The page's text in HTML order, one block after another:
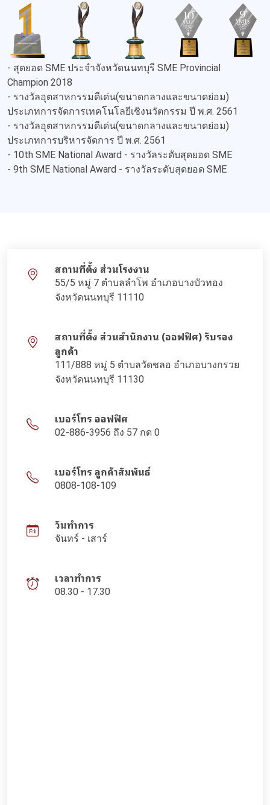
- สุดยอด SME ประจำจังหวัดนนทบุรี SME Provincial
Champion 2018
- รางวัลอุตสาหกรรมดีเด่น(ขนาดกลางและขนาดย่อม)
ประเภทการจัดการเทคโนโลยีเชิงนวัตกรรม ปี พ.ศ. 2561
- รางวัลอุตสาหกรรมดีเด่น(ขนาดกลางและขนาดย่อม)
ประเภทการบริหารจัดการ ปี พ.ศ. 2561
- 10th SME National Award - รางวัลระดับสุดยอด SME
- 9th SME National Award - รางวัลระดับสุดยอด SME
สถานที่ตั้ง ส่วนโรงงาน
55/5 หมู่ 7 ตำบลลำโพ อำเภอบางบัวทอง
จังหวัดนนทบุรี 11110
สถานที่ตั้ง ส่วนสำนักงาน (ออฟฟิศ) รับรอง
ลูกค้า
111/888 หมู่ 5 ตำบลวัดชลอ อำเภอบางกรวย
จังหวัดนนทบุรี 11130
เบอร์โทร ออฟฟิศ
02-886-3956 ถึง 57 กด 0
เบอร์โทร ลูกค้าสัมพันธ์
0808-108-109
วันทำการ
จันทร์ - เสาร์
เวลาทำการ
08.30 - 17.30